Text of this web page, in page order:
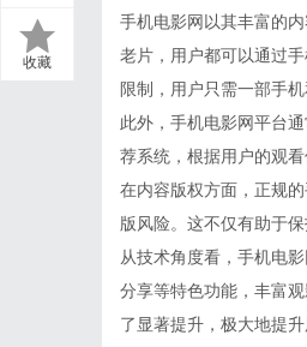
收藏
手机电影网以其丰富的
老片，用户都可以通过
限制，用户只需一部手
此外，手机电影网平台
荐系统，根据用户的观
在内容版权方面，正规
版风险。这不仅有助于
从技术角度看，手机电
分享等特色功能，丰富
了显著提升，极大地提